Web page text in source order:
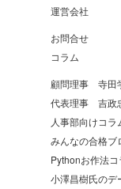
運営会社
お問合せ
コラム
顧問理事 寺田
代表理事 吉政
人事部向けコラ
みんなの合格ブ
Pythonお作法コ
小澤昌樹氏のデ